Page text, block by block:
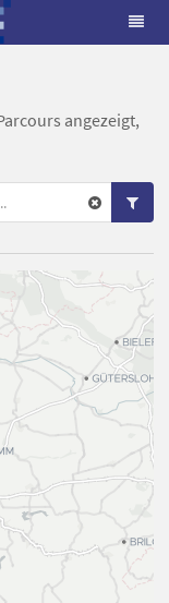
angezeigt,